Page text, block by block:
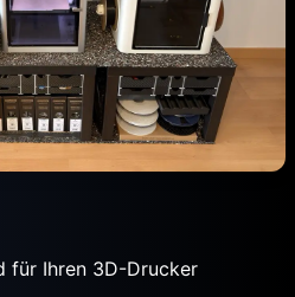
für Ihren 3D-Drucker